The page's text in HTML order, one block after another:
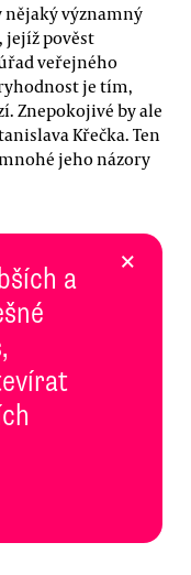
nějaký významný
jejíž pověst
veřejného
je tím,
Znepokojivé by ale
Křečka. Ten
jeho názory
a
×